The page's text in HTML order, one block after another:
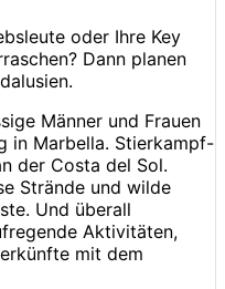
oder Ihre Key
Dann planen
Männer und Frauen
in Marbella. Stierkampf-
der Costa del Sol.
Strände und wilde
Und überall
Aktivitäten,
mit dem